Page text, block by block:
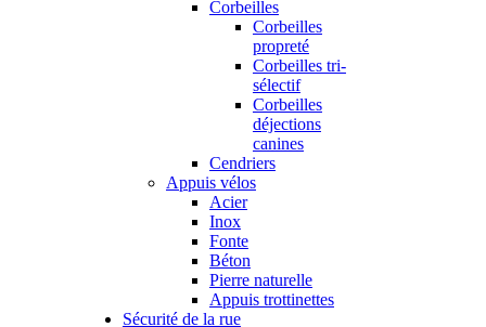
Corbeilles
Corbeilles
propreté
Corbeilles tri-
sélectif
Corbeilles
déjections
canines
Cendriers
Appuis vélos
Acier
Inox
Fonte
Béton
Pierre naturelle
Appuis trottinettes
Sécurité de la rue